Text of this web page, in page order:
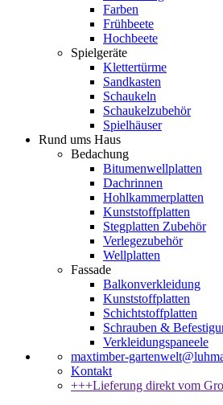
Farben
Frühbeete
Hochbeete
Spielgeräte
Klettertürme
Sandkasten
Schaukeln
Schaukelzubehör
Spielhäuser
Rund ums Haus
Bedachung
Bitumenwellplatten
Dachrinnen
Hohlkammerplatten
Kunststoffplatten
Stegplatten Zubehör
Verlegezubehör
Wellplatten
Fassade
Balkonverkleidung
Kunststoffplatten
Schichtstoffplatten
Schrauben &
Verkleidungspaneele
maxtimber-
Kontakt
+++Lieferung direkt vom